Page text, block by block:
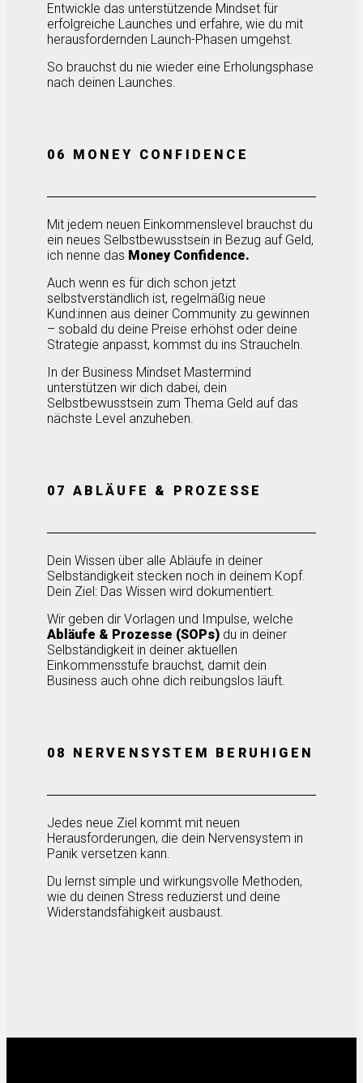
Entwickle das unterstützende Mindset für
erfolgreiche Launches und erfahre, wie du mit
herausfordernden Launch-Phasen umgehst.
So brauchst du nie wieder eine Erholungsphase
nach deinen Launches.
06 MONEY CONFIDENCE
Mit jedem neuen Einkommenslevel brauchst du
ein neues Selbstbewusstsein in Bezug auf Geld,
ich nenne das Money Confidence.
Auch wenn es für dich schon jetzt
selbstverständlich ist, regelmäßig neue
Kund:innen aus deiner Community zu gewinnen
– sobald du deine Preise erhöhst oder deine
Strategie anpasst, kommst du ins Straucheln.
In der Business Mindset Mastermind
unterstützen wir dich dabei, dein
Selbstbewusstsein zum Thema Geld auf das
nächste Level anzuheben.
07 ABLÄUFE & PROZESSE
Dein Wissen über alle Abläufe in deiner
Selbständigkeit stecken noch in deinem Kopf.
Dein Ziel: Das Wissen wird dokumentiert.
Wir geben dir Vorlagen und Impulse, welche
Abläufe & Prozesse (SOPs)du in deiner
Selbständigkeit in deiner aktuellen
Einkommensstufe brauchst, damit dein
Business auch ohne dich reibungslos läuft.
08 NERVENSYSTEM BERUHIGEN
Jedes neue Ziel kommt mit neuen
Herausforderungen, die dein Nervensystem in
Panik versetzen kann.
Du lernst simple und wirkungsvolle Methoden,
wie du deinen Stress reduzierst und deine
Widerstandsfähigkeit ausbaust.